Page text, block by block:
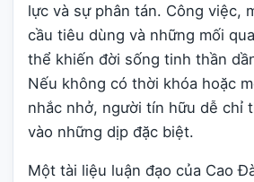
lực và sự phân tán. Công việc,
cầu tiêu dùng và những mối
thể khiến đời sống tinh thần
Nếu không có thời khóa hoặc
nhắc nhở, người tín hữu dễ chỉ
vào những dịp đặc biệt.
Một tài liệu luận đạo của Cao